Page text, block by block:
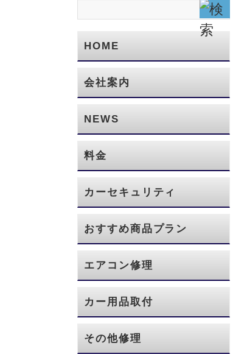
HOME
会社案内
NEWS
料金
カーセキュリティ
おすすめ商品プラン
エアコン修理
カー用品取付
その他修理